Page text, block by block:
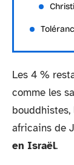
Les 4 %
comme les
africains de
en Israël.